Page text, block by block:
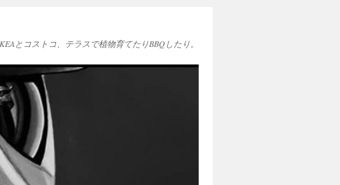
とコストコ、テラスで植物育てたりBBQしたり。